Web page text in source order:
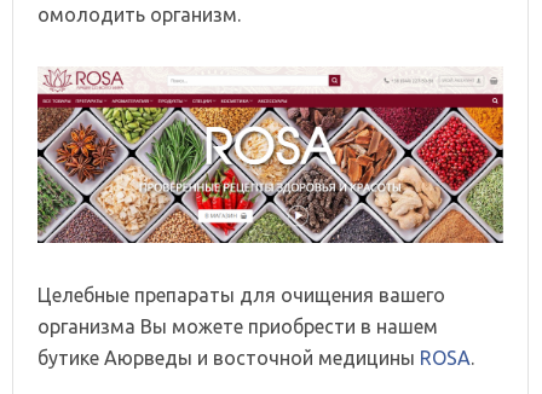
омолодить организм.
Целебные препараты для очищения вашего
организма Вы можете приобрести в нашем
бутике Аюрведы и восточной медицины ROSA.